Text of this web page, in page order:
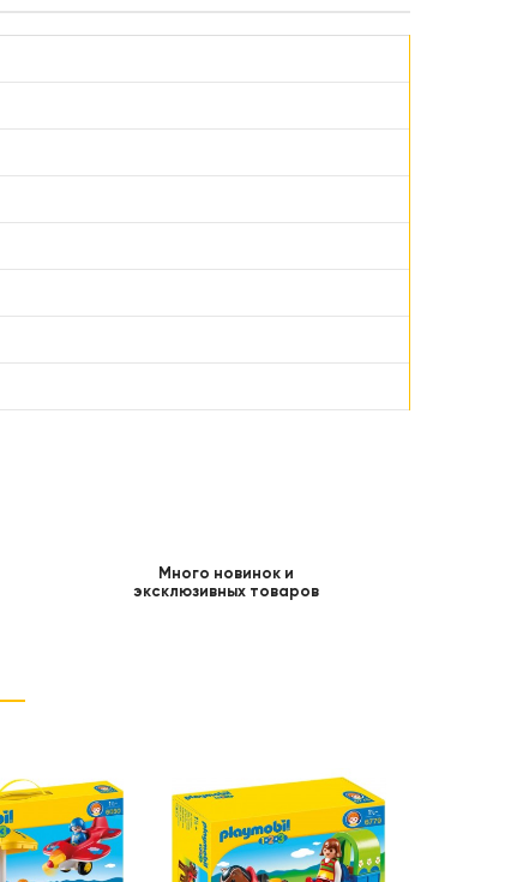
Много новинок и
эксклюзивных товаров